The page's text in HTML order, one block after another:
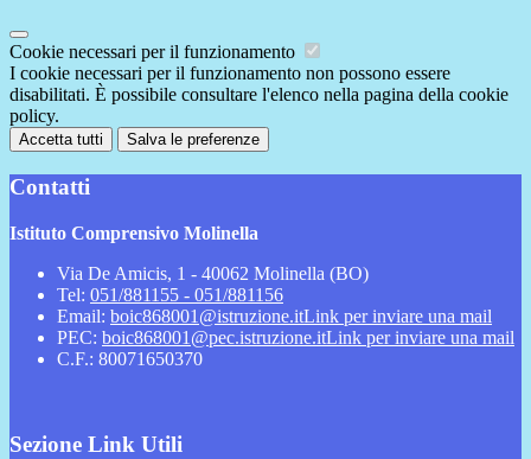
Cookie necessari per il funzionamento
I cookie necessari per il funzionamento non possono essere
disabilitati. È possibile consultare l'elenco nella pagina della cookie
policy.
Accetta tutti Salva le preferenze
Contatti
Istituto Comprensivo Molinella
Via De Amicis, 1 - 40062 Molinella (BO)
Tel: 051/881155 - 051/881156
Email: boic868001@istruzione.itLink per inviare una mail
PEC: boic868001@pec.istruzione.itLink per inviare una mail
C.F.: 80071650370
Sezione Link Utili